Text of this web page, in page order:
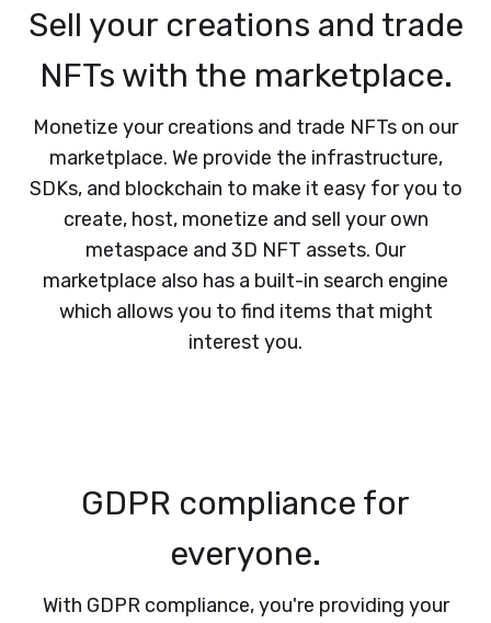
Sell your creations and trade
NFTs with the marketplace.
Monetize your creations and trade NFTs on our
marketplace. We provide the infrastructure,
SDKs, and blockchain to make it easy for you to
create, host, monetize and sell your own
metaspace and 3D NFT assets. Our
marketplace also has a built-in search engine
which allows you to find items that might
interest you.
GDPR compliance for
everyone.
With GDPR compliance, you're providing your